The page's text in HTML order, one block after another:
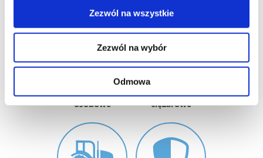
Zezwól na wszystkie
Zezwól na wybór
Odmowa
osobowe
ciężarowe